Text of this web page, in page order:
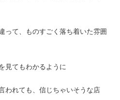
って、ものすごく落ち着いた雰囲
見てもわかるように
われても、信じちゃいそうな店